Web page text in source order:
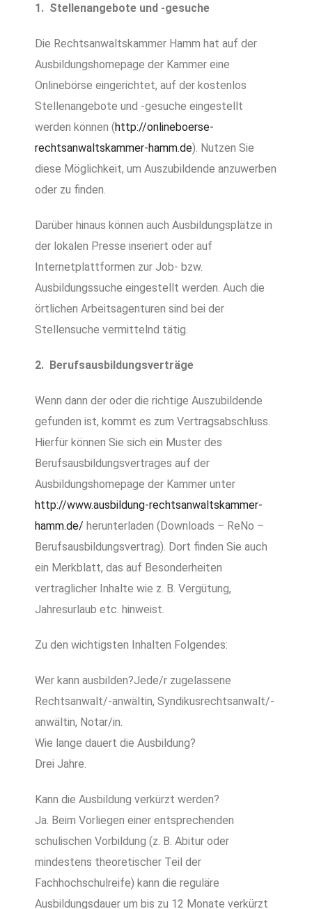
1. Stellenangebote und -gesuche
Die Rechtsanwaltskammer Hamm hat auf der
Ausbildungshomepage der Kammer eine
Onlinebörse eingerichtet, auf der kostenlos
Stellenangebote und -gesuche eingestellt
werden können (http://onlineboerse-
rechtsanwaltskammer-hamm.de). Nutzen Sie
diese Möglichkeit, um Auszubildende anzuwerben
oder zu finden.
Darüber hinaus können auch Ausbildungsplätze in
der lokalen Presse inseriert oder auf
Internetplattformen zur Job- bzw.
Ausbildungssuche eingestellt werden. Auch die
örtlichen Arbeitsagenturen sind bei der
Stellensuche vermittelnd tätig.
2. Berufsausbildungsverträge
Wenn dann der oder die richtige Auszubildende
gefunden ist, kommt es zum Vertragsabschluss.
Hierfür können Sie sich ein Muster des
Berufsausbildungsvertrages auf der
Ausbildungshomepage der Kammer unter
http://www.ausbildung-rechtsanwaltskammer-
hamm.de/ herunterladen (Downloads – ReNo –
Berufsausbildungsvertrag). Dort finden Sie auch
ein Merkblatt, das auf Besonderheiten
vertraglicher Inhalte wie z. B. Vergütung,
Jahresurlaub etc. hinweist.
Zu den wichtigsten Inhalten Folgendes:
Wer kann ausbilden?Jede/r zugelassene
Rechtsanwalt/-anwältin, Syndikusrechtsanwalt/-
anwältin, Notar/in.
Wie lange dauert die Ausbildung?
Drei Jahre.
Kann die Ausbildung verkürzt werden?
Ja. Beim Vorliegen einer entsprechenden
schulischen Vorbildung (z. B. Abitur oder
mindestens theoretischer Teil der
Fachhochschulreife) kann die reguläre
Ausbildungsdauer um bis zu 12 Monate verkürzt